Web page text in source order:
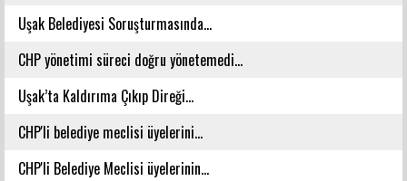
Uşak Belediyesi Soruşturmasında...
CHP yönetimi süreci doğru yönetemedi...
Uşak’ta Kaldırıma Çıkıp Direği...
CHP'li belediye meclisi üyelerini...
CHP'li Belediye Meclisi üyelerinin...